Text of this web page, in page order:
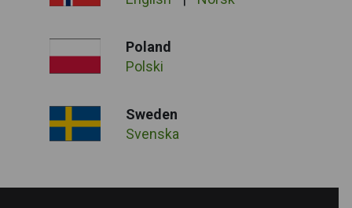
Poland
Polski
Sweden
Svenska